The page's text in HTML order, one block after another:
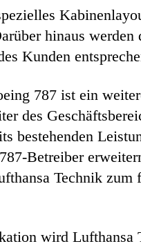
hinaus
Kunden
787 ist ein
des
bestehenden
Betreiber
Technik
wird Lufthansa